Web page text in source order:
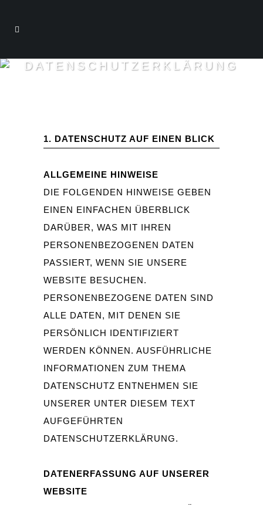
DATENSCHUTZERKLÄRUNG
1. DATENSCHUTZ AUF EINEN BLICK
ALLGEMEINE HINWEISE
DIE FOLGENDEN HINWEISE GEBEN
EINEN EINFACHEN ÜBERBLICK
DARÜBER, WAS MIT IHREN
PERSONENBEZOGENEN DATEN
PASSIERT, WENN SIE UNSERE
WEBSITE BESUCHEN.
PERSONENBEZOGENE DATEN SIND
ALLE DATEN, MIT DENEN SIE
PERSÖNLICH IDENTIFIZIERT
WERDEN KÖNNEN. AUSFÜHRLICHE
INFORMATIONEN ZUM THEMA
DATENSCHUTZ ENTNEHMEN SIE
UNSERER UNTER DIESEM TEXT
AUFGEFÜHRTEN
DATENSCHUTZERKLÄRUNG.
DATENERFASSUNG AUF UNSERER
WEBSITE